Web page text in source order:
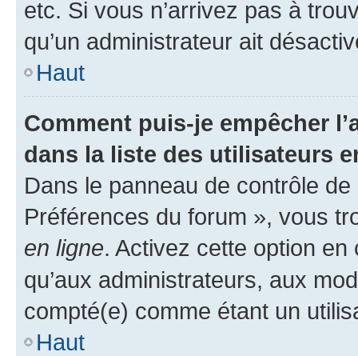
etc. Si vous n’arrivez pas à
qu’un administrateur ait
Haut
Comment puis-je empêcher
dans la liste des utilisateurs
Dans le panneau de contrôle
Préférences du forum », vous
en ligne. Activez cette option
qu’aux administrateurs, aux
compté(e) comme étant un
Haut